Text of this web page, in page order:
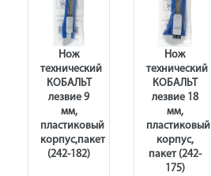
Нож
технический
КОБАЛЬТ
лезвие 9
мм,
пластиковый
корпус,пакет
(242-182)
Нож
технический
КОБАЛЬТ
лезвие 18
мм,
пластиковый
корпус,
пакет (242-
175)